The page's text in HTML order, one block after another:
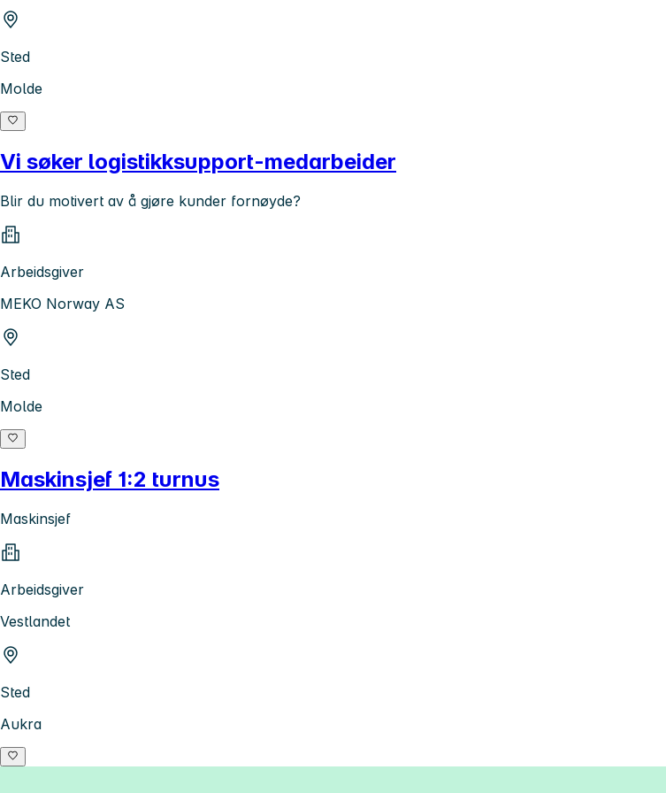
Sted
Molde
Vi søker logistikksupport-medarbeider
Blir du motivert av å gjøre kunder fornøyde?
Arbeidsgiver
MEKO Norway AS
Sted
Molde
Maskinsjef 1:2 turnus
Maskinsjef
Arbeidsgiver
Vestlandet
Sted
Aukra